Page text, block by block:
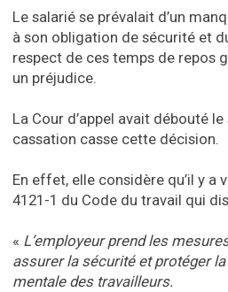
Le salarié se prévalait d’un
à son obligation de sécurité et
respect de ces temps de repos
un préjudice.
La Cour d’appel avait débouté
cassation casse cette décision.
En effet, elle considère qu’il y a
4121-1 du Code du travail qui
« L’employeur prend les
assurer la sécurité et protéger
mentale des travailleurs.